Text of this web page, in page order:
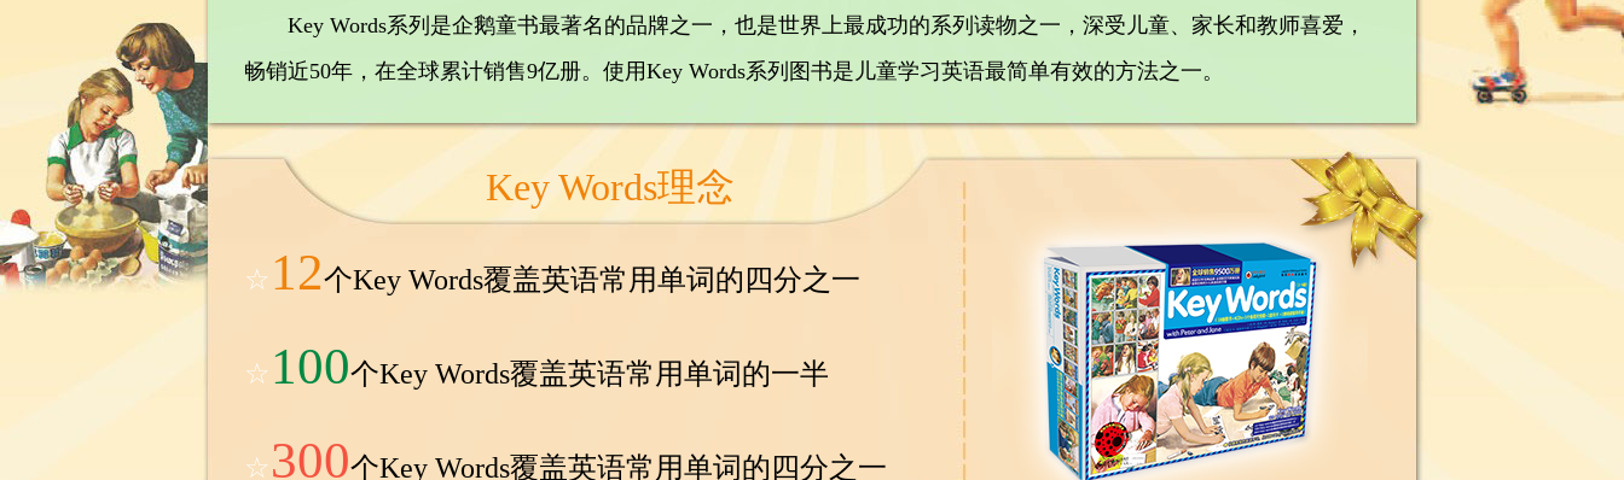
Key Words系列是企鹅童书最著名的品牌之一，也是世界上最成功的系列读物之一，深受儿童、家长和教师喜爱，
畅销近50年，在全球累计销售9亿册。使用Key Words系列图书是儿童学习英语最简单有效的方法之一。
Key Words理念
☆ 12个Key Words覆盖英语常用单词的四分之一
☆ 100个Key Words覆盖英语常用单词的一半
☆300个Key Words覆盖英语常用单词的四分之一